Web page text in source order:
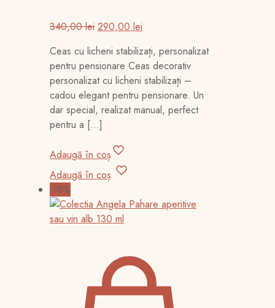
340,00lei Prețul
a
fost:
340,00 lei.
290,00 lei
este:
290,00 lei.
Ceas cu licheni stabilizați, personalizat
pentru pensionare Ceas decorativ
personalizat cu licheni stabilizați –
cadou elegant pentru pensionare. Un
dar special, realizat manual, perfect
pentru a […]
Adaugă în coș
Adaugă în coș
-18%